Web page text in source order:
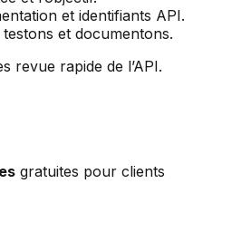
et identifiants API.
et documentons.
revue rapide de l’API.
gratuites pour clients